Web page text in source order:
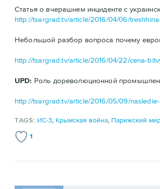
Статья о вчерашнем инциденте с
http://tsargrad.tv/article/2016/04/06/
Небольшой разбор вопроса почему
http://tsargrad.tv/article/2016/04/22/cena-
UPD: Роль дореволюционной
http://tsargrad.tv/article/2016/05/09/
TAGS: ИС-3, Крымская война, Парижский
1